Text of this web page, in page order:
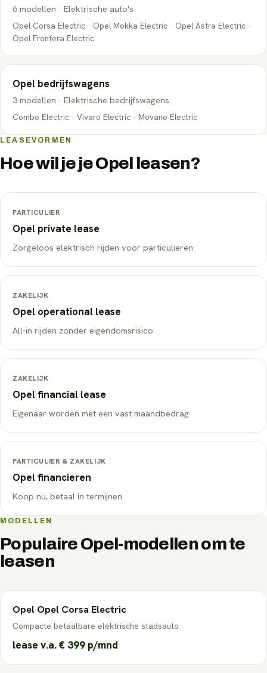
6 modellen · Elektrische auto's
Opel Corsa Electric · Opel Mokka Electric · Opel Astra Electric ·
Opel Frontera Electric
Opel bedrijfswagens
3 modellen · Elektrische bedrijfswagens
Combo Electric · Vivaro Electric · Movano Electric
LEASEVORMEN
Hoe wil je jeOpel leasen?
PARTICULIER
Opel private lease
Zorgeloos elektrisch rijden voor particulieren
ZAKELIJK
Opel operational lease
All-in rijden zonder eigendomsrisico
ZAKELIJK
Opelfinancial lease
Eigenaar worden met een vast maandbedrag
PARTICULIER & ZAKELIJK
Opelfinancieren
Koop nu, betaal in termijnen
MODELLEN
PopulaireOpel-modellen om te
leasen
Opel Opel Corsa Electric
Compacte betaalbare elektrische stadsauto
lease v.a.€ 399 p/mnd